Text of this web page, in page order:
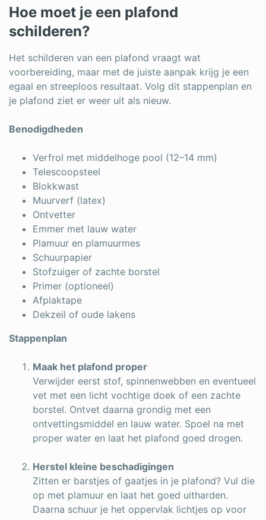
Hoe moet je een plafond
schilderen?
Het schilderen van een plafond vraagt wat
voorbereiding, maar met de juiste aanpak krijg je een
egaal en streeploos resultaat. Volg dit stappenplan en
je plafond ziet er weer uit als nieuw.
Benodigdheden
Verfrol met middelhoge pool (12–14 mm)
Telescoopsteel
Blokkwast
Muurverf (latex)
Ontvetter
Emmer met lauw water
Plamuur en plamuurmes
Schuurpapier
Stofzuiger of zachte borstel
Primer (optioneel)
Afplaktape
Dekzeil of oude lakens
Stappenplan
Maak het plafond proper
Verwijder eerst stof, spinnenwebben en eventueel
vet met een licht vochtige doek of een zachte
borstel. Ontvet daarna grondig met een
ontvettingsmiddel en lauw water. Spoel na met
proper water en laat het plafond goed drogen.
Herstel kleine beschadigingen
Zitten er barstjes of gaatjes in je plafond? Vul die
op met plamuur en laat het goed uitharden.
Daarna schuur je het oppervlak lichtjes op voor